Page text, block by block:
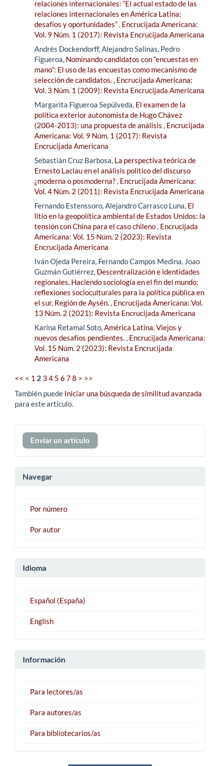
relaciones internacionales: “El actual estado de las
relaciones internacionales en América Latina:
desafíos y oportunidades”, Encrucijada Americana:
Vol. 9 Núm. 1 (2017): Revista Encrucijada Americana
Andrés Dockendorff, Alejandro Salinas, Pedro
Figueroa, Nominando candidatos con “encuestas en
mano”: El uso de las encuestas como mecanismo de
selección de candidatos., Encrucijada Americana:
Vol. 3 Núm. 1 (2009): Revista Encrucijada Americana
Margarita Figueroa Sepúlveda, El examen de la
política exterior autonomista de Hugo Chávez
(2004-2013): una propuesta de análisis , Encrucijada
Americana: Vol. 9 Núm. 1 (2017): Revista
Encrucijada Americana
Sebastián Cruz Barbosa, La perspectiva teórica de
Ernesto Laclau en el análisis político del discurso
¿moderna o posmoderna?, Encrucijada Americana:
Vol. 4 Núm. 2 (2011): Revista Encrucijada Americana
Fernando Estenssoro, Alejandro Carrasco Luna, El
litio en la geopolítica ambiental de Estados Unidos: la
tensión con China para el caso chileno, Encrucijada
Americana: Vol. 15 Núm. 2 (2023): Revista
Encrucijada Americana
Iván Ojeda Pereira, Fernando Campos Medina, Joao
Guzmán Gutiérrez, Descentralización e identidades
regionales. Haciendo sociología en el fin del mundo:
reflexiones socioculturales para la política pública en
el sur, Región de Aysén., Encrucijada Americana: Vol.
13 Núm. 2 (2021): Revista Encrucijada Americana
Karina Retamal Soto,América Latina. Viejos y
nuevos desafíos pendientes., Encrucijada Americana:
Vol. 15 Núm. 2 (2023): Revista Encrucijada
Americana
<< < 1 2 3 4 5 6 78 > >>
También puede Iniciar una búsqueda de similitud avanzada
para este artículo.
Enviar
un
Enviar un artículo
Navegar
Por número
Por autor
Idioma
Español (España)
English
Información
Para lectores/as
Para autores/as
Para bibliotecarios/as